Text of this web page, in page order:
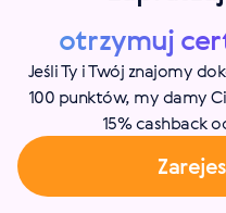
otrzymuj
Jeśli Ty i Twój znajomy
100 punktów, my damy
15% cashback